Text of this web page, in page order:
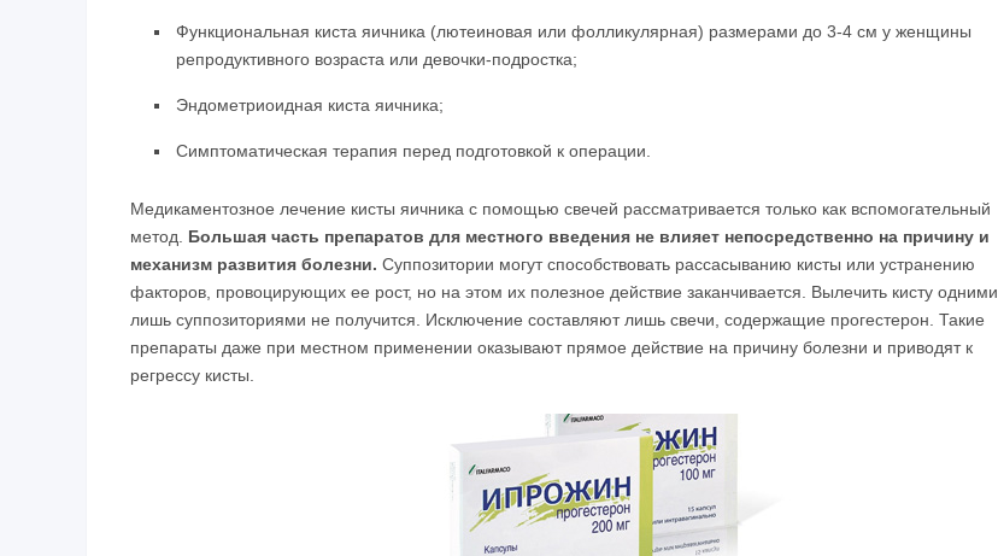
Функциональная киста яичника (лютеиновая или фолликулярная) размерами до 3-4 см у женщины
репродуктивного возраста или девочки-подростка;
Эндометриоидная киста яичника;
Симптоматическая терапия перед подготовкой к операции.
Медикаментозное лечение кисты яичника с помощью свечей рассматривается только как вспомогательный
метод. Большая часть препаратов для местного введения не влияет непосредственно на причину и
механизм развития болезни. Суппозитории могут способствовать рассасыванию кисты или устранению
факторов, провоцирующих ее рост, но на этом их полезное действие заканчивается. Вылечить кисту одними
лишь суппозиториями не получится. Исключение составляют лишь свечи, содержащие прогестерон. Такие
препараты даже при местном применении оказывают прямое действие на причину болезни и приводят к
регрессу кисты.